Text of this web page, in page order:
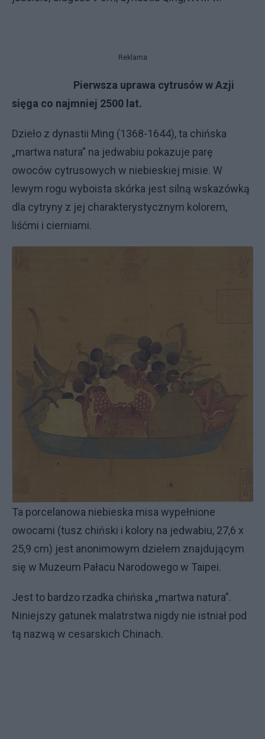
Reklama
Pierwsza uprawa cytrusów w Azji
sięga co najmniej 2500 lat.
Dzieło z dynastii Ming (1368-1644), ta chińska
„martwa natura” na jedwabiu pokazuje parę
owoców cytrusowych w niebieskiej misie. W
lewym rogu wyboista skórka jest silną wskazówką
dla cytryny z jej charakterystycznym kolorem,
liśćmi i cierniami.
Ta porcelanowa niebieska misa wypełnione
owocami (tusz chiński i kolory na jedwabiu, 27,6 x
25,9 cm) jest anonimowym dziełem znajdującym
się w Muzeum Pałacu Narodowego w Taipei.
Jest to bardzo rzadka chińska „martwa natura”.
Niniejszy gatunek malatrstwa nigdy nie istniał pod
tą nazwą w cesarskich Chinach.